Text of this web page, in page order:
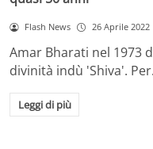
Flash News 26 Aprile 2022
Amar Bharati nel 1973
divinità indù 'Shiva'.
Leggi di più